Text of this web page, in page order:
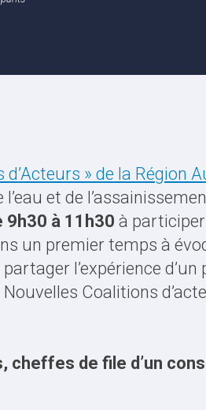
» de la Région
et de
9h30 à 11h30 à
un premier temps à
l’expérience
Coalitions
de file d’un